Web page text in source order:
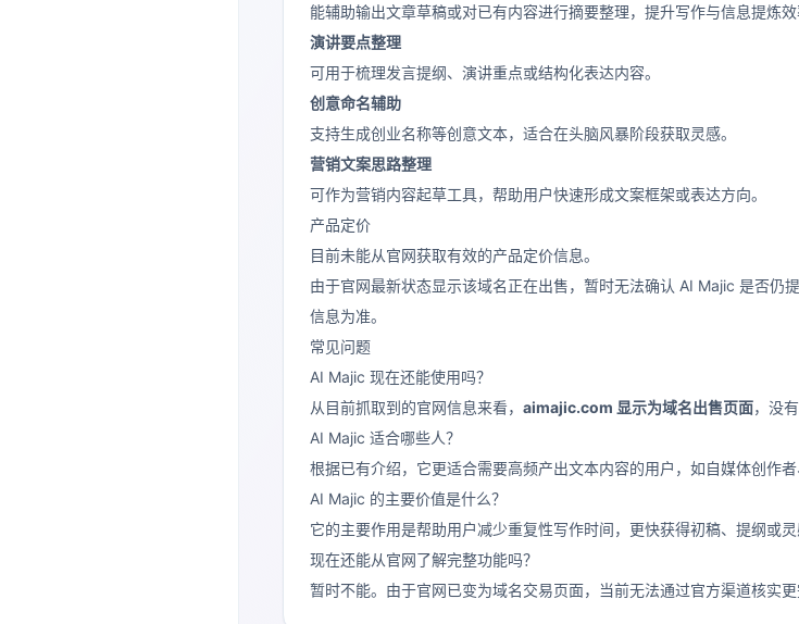
能辅助输出文章草稿或对已有内容进行摘要整理，提升写作与信息提炼效
演讲要点整理
可用于梳理发言提纲、演讲重点或结构化表达内容。
创意命名辅助
支持生成创业名称等创意文本，适合在头脑风暴阶段获取灵感。
营销文案思路整理
可作为营销内容起草工具，帮助用户快速形成文案框架或表达方向。
产品定价
目前未能从官网获取有效的产品定价信息。
由于官网最新状态显示该域名正在出售，暂时无法确认 AI Majic 是否仍
信息为准。
常见问题
AI Majic 现在还能使用吗？
从目前抓取到的官网信息来看， aimajic.com 显示为域名出售页面，没
AI Majic 适合哪些人？
根据已有介绍，它更适合需要高频产出文本内容的用户，如自媒体创作
AI Majic 的主要价值是什么？
它的主要作用是帮助用户减少重复性写作时间，更快获得初稿、提纲或灵
现在还能从官网了解完整功能吗？
暂时不能。由于官网已变为域名交易页面，当前无法通过官方渠道核实